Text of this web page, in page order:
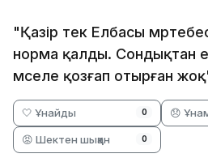
"Қазір тек Елбасы
норма қалды. Сондықтан
мәселе қозғап отырған
🤍 Ұнайды 0 😞
😡 Шектен шыққан 0